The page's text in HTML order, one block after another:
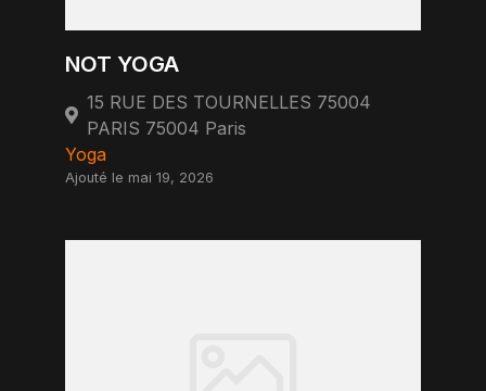
NOT YOGA
15 RUE DES TOURNELLES 75004
PARIS 75004 Paris
Yoga
Ajouté le mai 19, 2026